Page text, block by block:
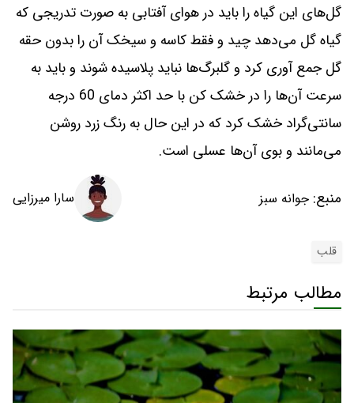
گل‌های این گیاه را باید در هوای آفتابی به صورت تدریجی که
گیاه گل می‌دهد چید و فقط کاسه و سیخک آن را بدون حقه
گل جمع آوری کرد و گلبرگ‌ها نباید پلاسیده شوند و باید به
سرعت آن‌ها را در خشک کن با حد اکثر دمای 60 درجه
سانتی‌گراد خشک کرد که در این حال به رنگ زرد روشن
می‌مانند و بوی آن‌ها عسلی است.
منبع: جوانه سبز سارا میرزایی
قلب
مطالب مرتبط